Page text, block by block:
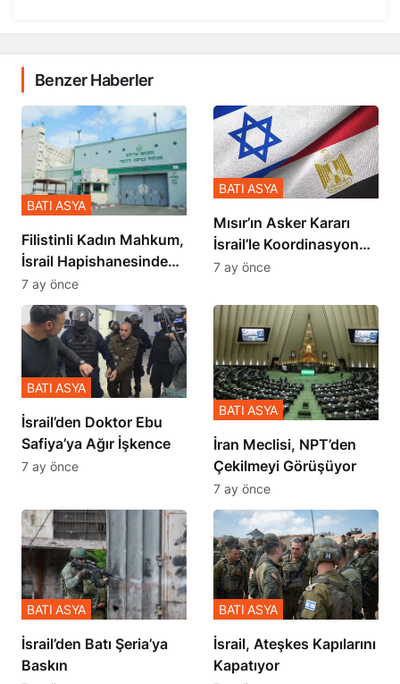
Benzer Haberler
Filistinli Kadın Mahkum,
İsrail Hapishanesindeki
Zulmü Anlattı
BATI ASYA
7 ay önce
Mısır’ın Asker Kararı
İsrail’le Koordinasyon
İçinde Gerçekleşmiş
BATI ASYA
7 ay önce
İsrail’den Doktor Ebu
Safiya’ya Ağır İşkence
BATI ASYA
7 ay önce
İran Meclisi, NPT’den
Çekilmeyi Görüşüyor
BATI ASYA
7 ay önce
​​​​​​​İsrail’den Batı Şeria’ya
Baskın
BATI ASYA
İsrail, Ateşkes Kapılarını
Kapatıyor
BATI ASYA